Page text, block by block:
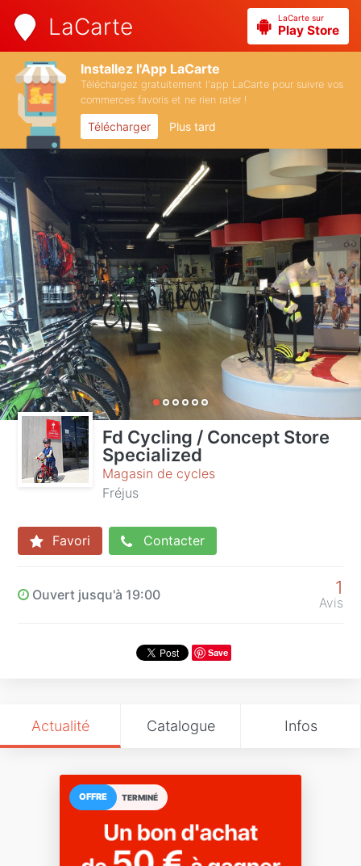
LaCarte LaCarte sur
Play Store
Installez l'App LaCarte
Téléchargez gratuitement l'app LaCarte pour suivre vos
commerces favoris et ne rien rater !
Télécharger Plus tard
Fd Cycling / Concept Store
Specialized
Magasin de cycles
Fréjus
Favori Contacter
Ouvert jusqu'à 19:00 1
Avis
Save
Actualité Catalogue Infos
TERMINÉ
OFFRE